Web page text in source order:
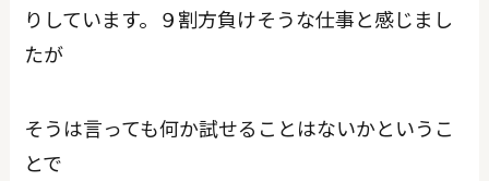
りしています。９割方負けそうな仕事と感じまし
たが
そうは言っても何か試せることはないかというこ
とで